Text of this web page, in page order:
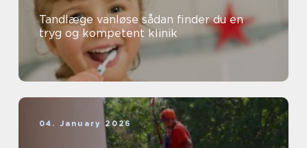
Tandlæge vanløse sådan finder du en
tryg og kompetent klinik
04. January 2026